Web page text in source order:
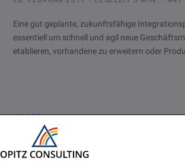
Eine gut geplante, zukunftsfähige
essentiell um schnell und agil neue
etablieren, vorhandene zu erweitern oder
CLOUD
Ein Informationsbündel für die